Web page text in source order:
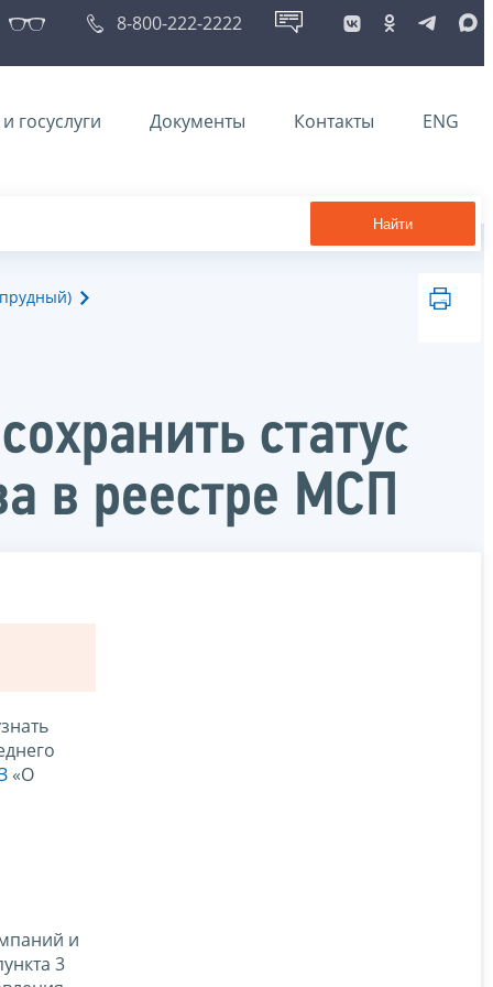
8-800-222-2222
госуслуги Документы Контакты ENG
Найти
статус
в реестре МСП
«О
и
3